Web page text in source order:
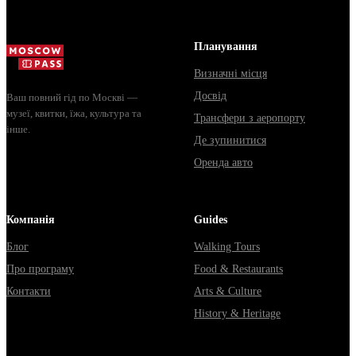
Владими...
Ваш повний гід по Москві —
музеї, квитки, їжа, культура та
інше.
Планування
Визначні місця
Досвід
Трансфери з аеропорту
Де зупинитися
Оренда авто
Компанія
Блог
Про програму
Контакти
Guides
Walking Tours
Food & Restaurants
Arts & Culture
History & Heritage